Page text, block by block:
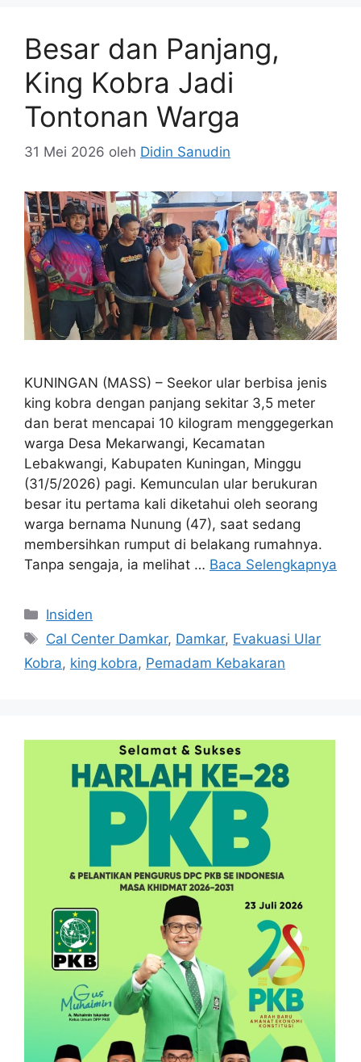
Besar dan Panjang,
King Kobra Jadi
Tontonan Warga
31 Mei 2026 oleh Didin Sanudin
KUNINGAN (MASS) – Seekor ular berbisa jenis
king kobra dengan panjang sekitar 3,5 meter
dan berat mencapai 10 kilogram menggegerkan
warga Desa Mekarwangi, Kecamatan
Lebakwangi, Kabupaten Kuningan, Minggu
(31/5/2026) pagi. Kemunculan ular berukuran
besar itu pertama kali diketahui oleh seorang
warga bernama Nunung (47), saat sedang
membersihkan rumput di belakang rumahnya.
Tanpa sengaja, ia melihat … Baca Selengkapnya
Kategori
Insiden
Tag
Cal Center Damkar, Damkar, Evakuasi Ular
Kobra, king kobra, Pemadam Kebakaran